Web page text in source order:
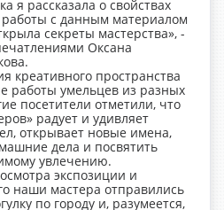
я рассказала о свойствах
работы с данным материалом
секреты мастерства», -
Оксана
креативного пространства
работы умельцев из разных
посетители отметили, что
радует и удивляет
открывает новые имена,
дела и посвятить
увлечению.
экспозиции и
наши мастера отправились
по городу и, разумеется,